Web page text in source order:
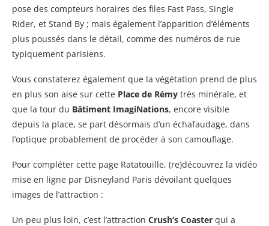
pose des compteurs horaires des files Fast Pass, Single
Rider, et Stand By ; mais également l’apparition d’éléments
plus poussés dans le détail, comme des numéros de rue
typiquement parisiens.
Vous constaterez également que la végétation prend de plus
en plus son aise sur cette Place de Rémy très minérale, et
que la tour du Bâtiment ImagiNations, encore visible
depuis la place, se part désormais d’un échafaudage, dans
l’optique probablement de procéder à son camouflage.
Pour compléter cette page Ratatouille, (re)découvrez la vidéo
mise en ligne par Disneyland Paris dévoilant quelques
images de l’attraction :
Un peu plus loin, c’est l’attraction Crush’s Coaster qui a